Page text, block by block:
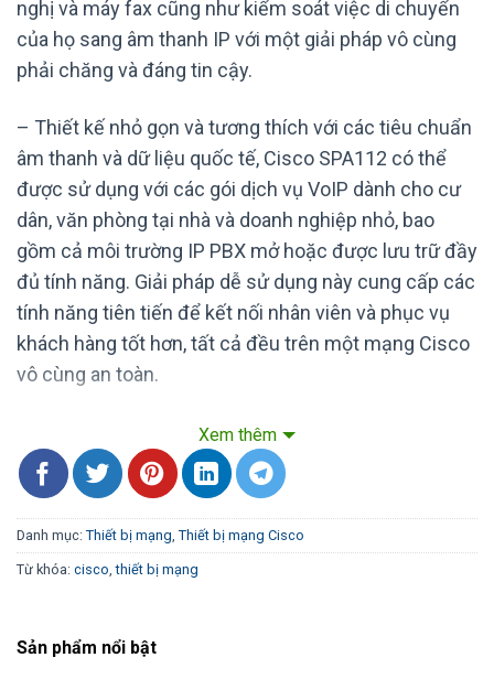
nghị và máy fax cũng như kiểm soát việc di chuyển
của họ sang âm thanh IP với một giải pháp vô cùng
phải chăng và đáng tin cậy.
– Thiết kế nhỏ gọn và tương thích với các tiêu chuẩn
âm thanh và dữ liệu quốc tế, Cisco SPA112 có thể
được sử dụng với các gói dịch vụ VoIP dành cho cư
dân, văn phòng tại nhà và doanh nghiệp nhỏ, bao
gồm cả môi trường IP PBX mở hoặc được lưu trữ đầy
đủ tính năng. Giải pháp dễ sử dụng này cung cấp các
tính năng tiên tiến để kết nối nhân viên và phục vụ
khách hàng tốt hơn, tất cả đều trên một mạng Cisco
vô cùng an toàn.
– Bảo đảm dịch vụ VoIP chất lượng cao với một bộ
tính năng toàn diện thông qua kết nối Internet băng
thông rộng.
– Cung cấp âm thanh chất lượng cao, rõ ràng, sử
dụng các tính năng chất lượng âm thanh tiên tiến
(SIP).
Xem thêm
Danh mục: Thiết bị mạng Thiết bị mạng Cisco
Từ khóa: cisco ,thiết bị mạng
Sản phẩm nổi bật